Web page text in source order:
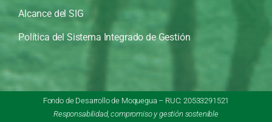
Alcance del SIG
Política del Sistema Integrado de Gestión
Fondo de Desarrollo de Moquegua – RUC: 20533291521
Responsabilidad, compromiso y gestión sostenible